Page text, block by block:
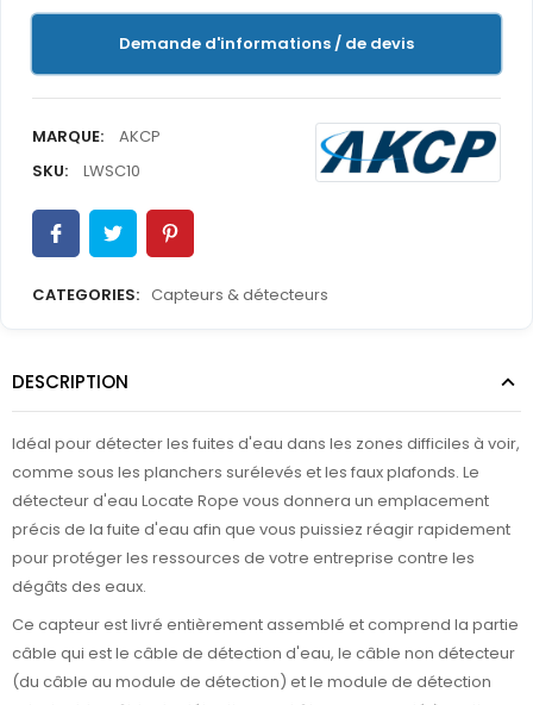
Demande d'informations / de devis
MARQUE:
AKCP
SKU:
LWSC10
CATEGORIES: Capteurs & détecteurs
DESCRIPTION
Idéal pour détecter les fuites d'eau dans les zones difficiles à voir,
comme sous les planchers surélevés et les faux plafonds. Le
détecteur d'eau Locate Rope vous donnera un emplacement
précis de la fuite d'eau afin que vous puissiez réagir rapidement
pour protéger les ressources de votre entreprise contre les
dégâts des eaux.
Ce capteur est livré entièrement assemblé et comprend la partie
câble qui est le câble de détection d'eau, le câble non détecteur
(du câble au module de détection) et le module de détection